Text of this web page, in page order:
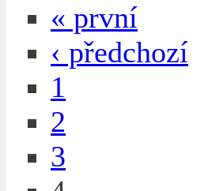
« první
‹ předchozí
1
2
3